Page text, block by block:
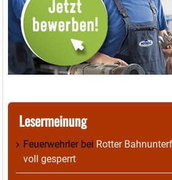
Lesermeinung
Feuerwehrlerbei Rotter
voll gesperrt